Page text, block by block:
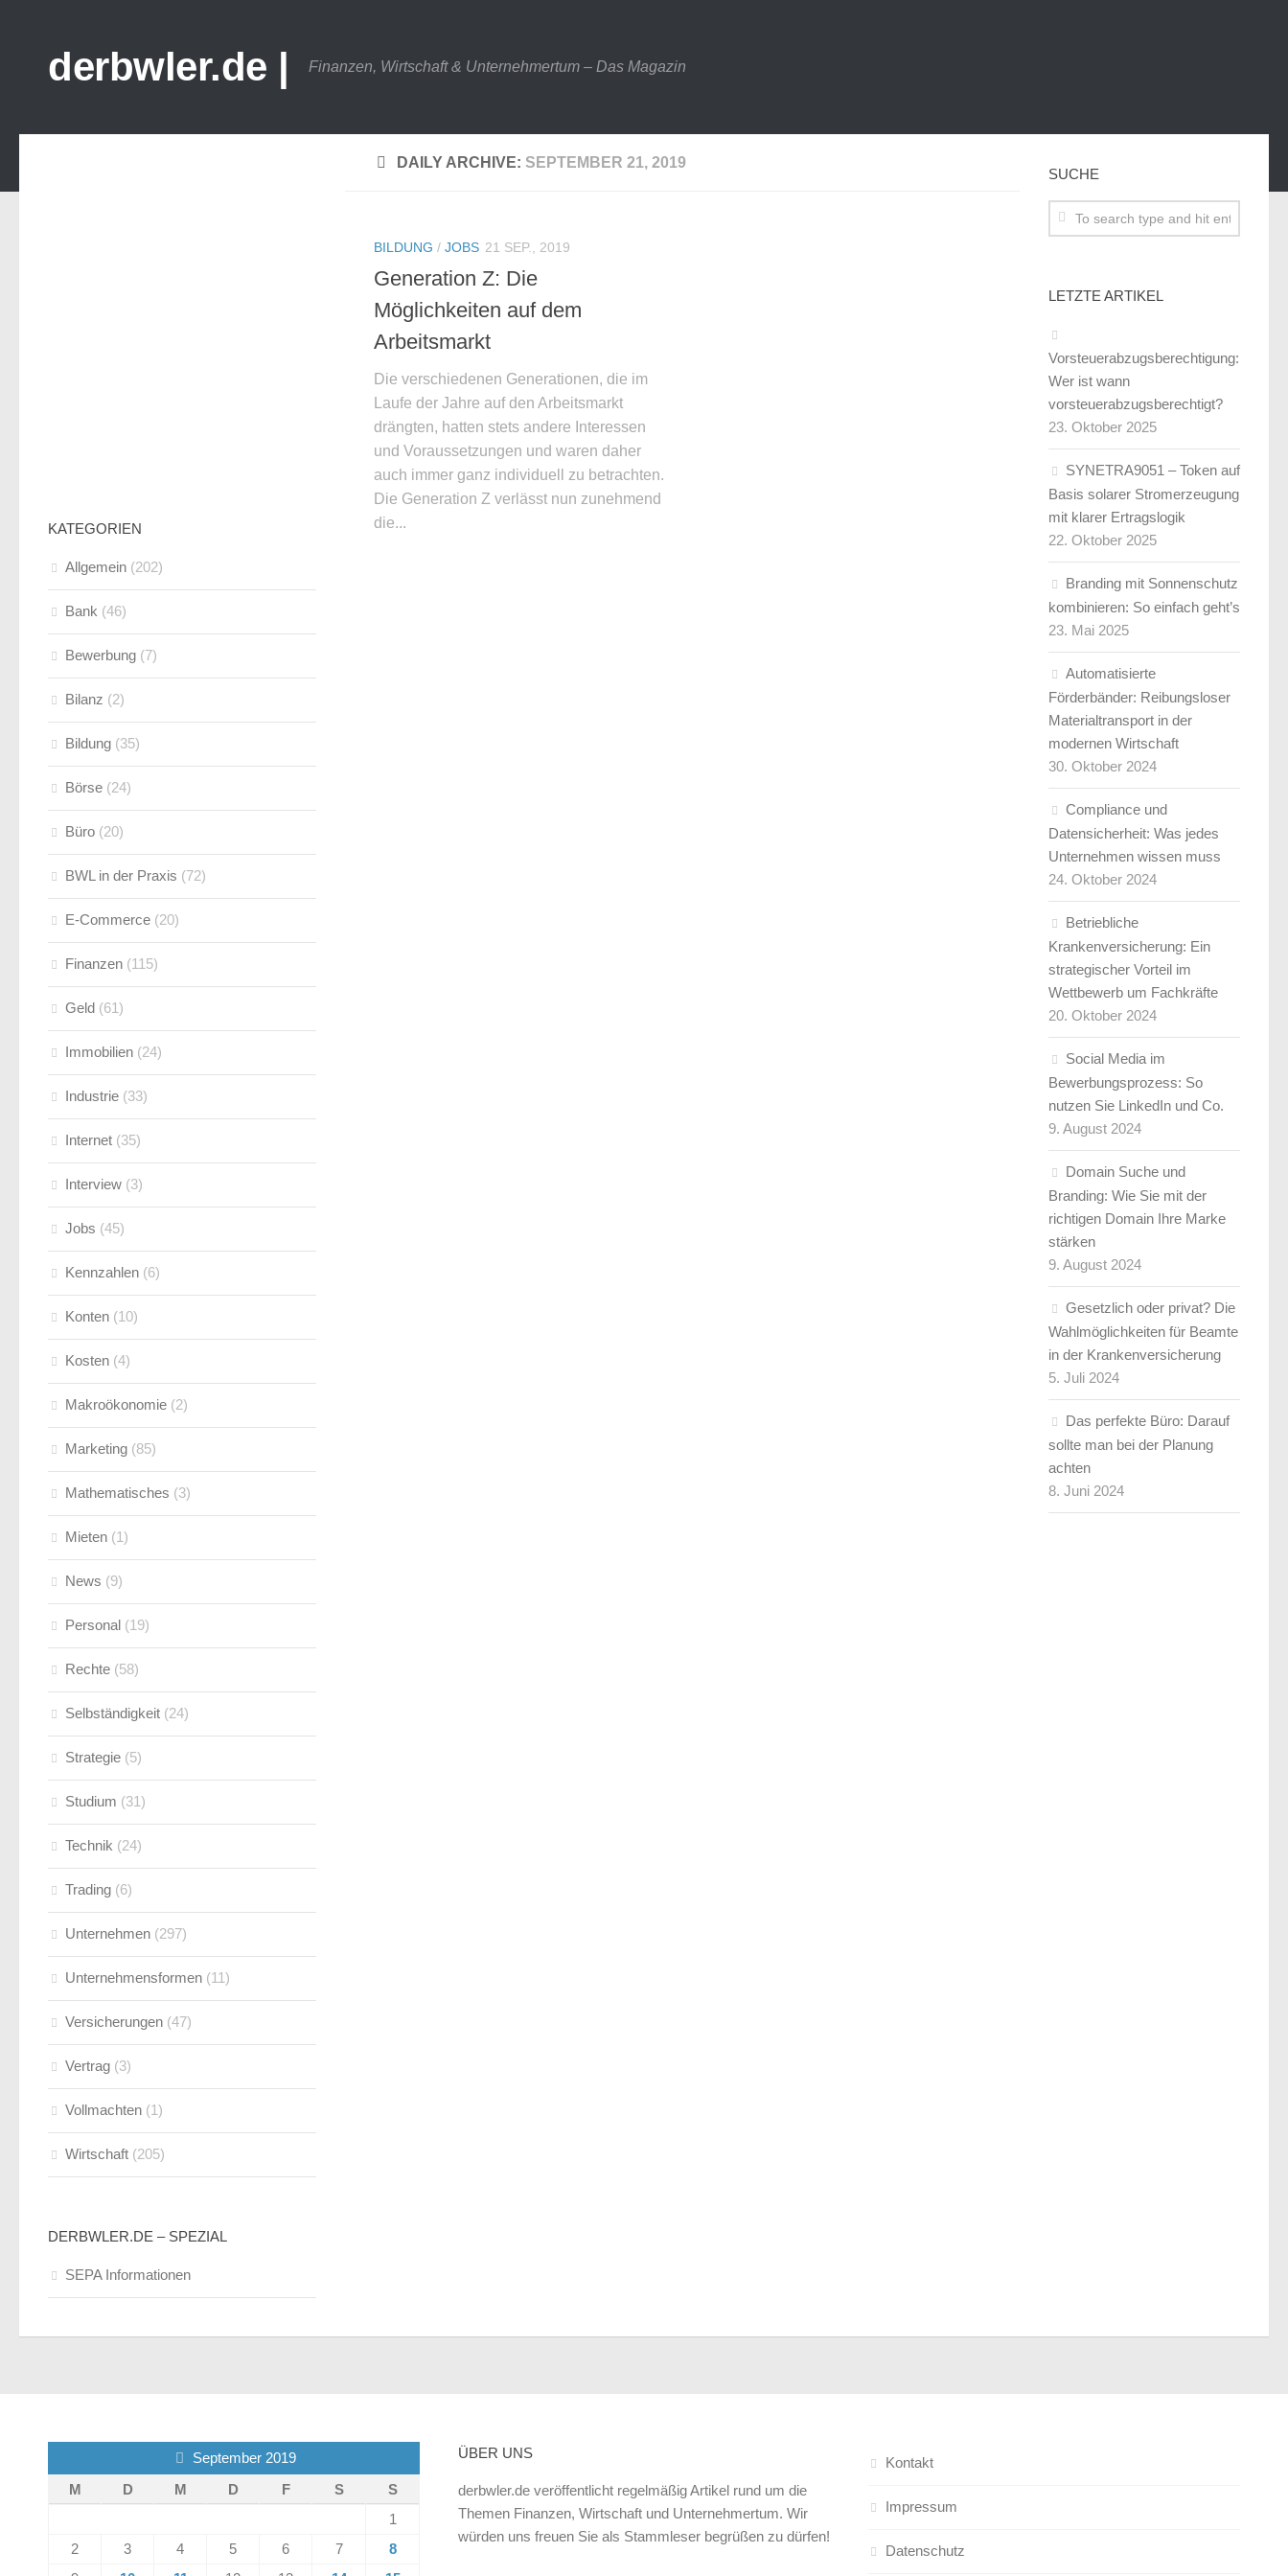
derbwler.de | Finanzen, Wirtschaft & Unternehmertum – Das Magazin
DAILY ARCHIVE: SEPTEMBER 21, 2019
BILDUNG / JOBS 21 SEP., 2019
Generation Z: Die
Möglichkeiten auf dem
Arbeitsmarkt
Die verschiedenen Generationen, die im
Laufe der Jahre auf den Arbeitsmarkt
drängten, hatten stets andere Interessen
und Voraussetzungen und waren daher
auch immer ganz individuell zu betrachten.
Die Generation Z verlässt nun zunehmend
die...
KATEGORIEN
Allgemein (202)
Bank (46)
Bewerbung (7)
Bilanz (2)
Bildung (35)
Börse (24)
Büro (20)
BWL in der Praxis (72)
E-Commerce (20)
Finanzen (115)
Geld (61)
Immobilien (24)
Industrie (33)
Internet (35)
Interview (3)
Jobs (45)
Kennzahlen (6)
Konten (10)
Kosten (4)
Makroökonomie (2)
Marketing (85)
Mathematisches (3)
Mieten (1)
News (9)
Personal (19)
Rechte (58)
Selbständigkeit (24)
Strategie (5)
Studium (31)
Technik (24)
Trading (6)
Unternehmen (297)
Unternehmensformen (11)
Versicherungen (47)
Vertrag (3)
Vollmachten (1)
Wirtschaft (205)
DERBWLER.DE – SPEZIAL
SEPA Informationen
SUCHE
LETZTE ARTIKEL
Vorsteuerabzugsberechtigung:
Wer ist wann
vorsteuerabzugsberechtigt?
23. Oktober 2025
SYNETRA9051 – Token auf
Basis solarer Stromerzeugung
mit klarer Ertragslogik
22. Oktober 2025
Branding mit Sonnenschutz
kombinieren: So einfach geht’s
23. Mai 2025
Automatisierte
Förderbänder: Reibungsloser
Materialtransport in der
modernen Wirtschaft
30. Oktober 2024
Compliance und
Datensicherheit: Was jedes
Unternehmen wissen muss
24. Oktober 2024
Betriebliche
Krankenversicherung: Ein
strategischer Vorteil im
Wettbewerb um Fachkräfte
20. Oktober 2024
Social Media im
Bewerbungsprozess: So
nutzen Sie LinkedIn und Co.
9. August 2024
Domain Suche und
Branding: Wie Sie mit der
richtigen Domain Ihre Marke
stärken
9. August 2024
Gesetzlich oder privat? Die
Wahlmöglichkeiten für Beamte
in der Krankenversicherung
5. Juli 2024
Das perfekte Büro: Darauf
sollte man bei der Planung
achten
8. Juni 2024
September 2019
M
D M D F S
S
1
2
3 4 5 6 7
8
ÜBER UNS
derbwler.de veröffentlicht regelmäßig Artikel rund um die
Themen Finanzen, Wirtschaft und Unternehmertum. Wir
würden uns freuen Sie als Stammleser begrüßen zu dürfen!
Kontakt
Impressum
Datenschutz